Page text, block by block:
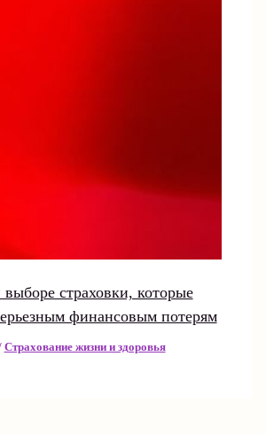
страховки, которые
финансовым потерям
Страхование жизни и здоровья